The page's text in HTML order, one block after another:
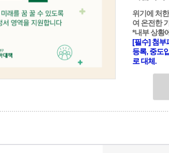
위기에 처
여 온전한
*내부 상황
[필수] 첨부
등록, 중도
로 대체.